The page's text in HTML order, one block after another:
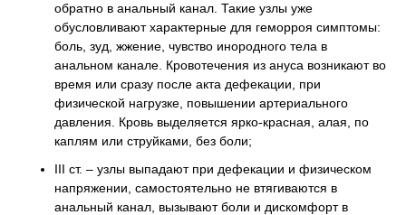
обратно в анальный канал. Такие узлы уже
обусловливают характерные для геморроя симптомы:
боль, зуд, жжение, чувство инородного тела в
анальном канале. Кровотечения из ануса возникают во
время или сразу после акта дефекации, при
физической нагрузке, повышении артериального
давления. Кровь выделяется ярко-красная, алая, по
каплям или струйками, без боли;
ІІІ ст. – узлы выпадают при дефекации и физическом
напряжении, самостоятельно не втягиваются в
анальный канал, вызывают боли и дискомфорт в